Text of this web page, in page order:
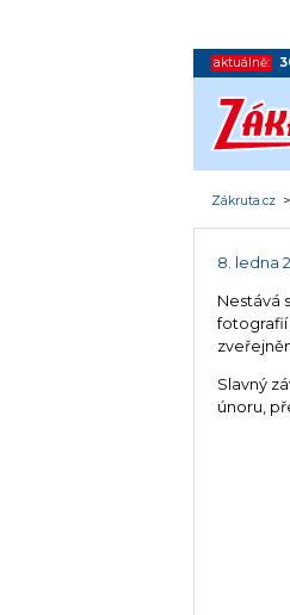
aktuálně:
Zákruta.cz >
8. ledna
Nestává
fotografií
Slavný
únoru,